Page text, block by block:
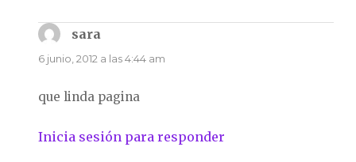
sara
6 junio, 2012 a las 4:44 am
que linda pagina
Inicia sesión para responder